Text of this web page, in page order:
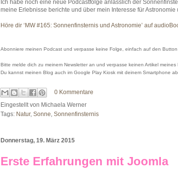
Ich habe noch eine neue Podcastfolge anlässlich der
meine Erlebnisse berichte und über mein Interesse für Astronomie
Höre dir ‘MW #165: Sonnenfinsternis und Astronomie’ auf
Abonniere meinen Podcast und verpasse keine Folge, einfach auf den Button
Bitte melde dich zu meinem Newsletter an und verpasse keinen Artikel meines
Du kannst meinen Blog auch im Google Play Kiosk mit deinem Smartphone
0 Kommentare
Eingestellt von Michaela Werner
Tags: Natur, Sonne, Sonnenfinsternis
Donnerstag, 19. März 2015
Erste Erfahrungen mit Joomla